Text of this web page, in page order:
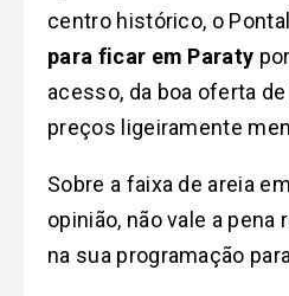
centro histórico, o
para ficar em Paraty
acesso, da boa oferta
preços ligeiramente
Sobre a faixa de areia
opinião, não vale a
na sua programação